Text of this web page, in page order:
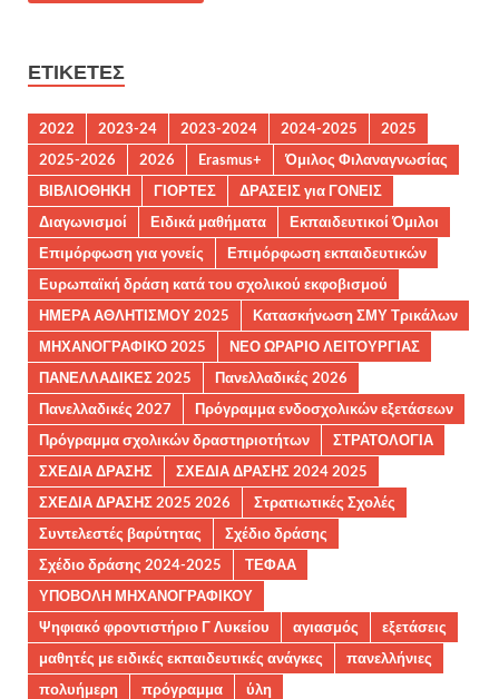
ΕΤΙΚΈΤΕΣ
2022 2023-24 2023-2024 2024-2025
2025
2025-2026
2026 Erasmus+
Όμιλος Φιλαναγνωσίας
ΒΙΒΛΙΟΘΗΚΗ
ΓΙΟΡΤΕΣ
ΔΡΑΣΕΙΣ για ΓΟΝΕΙΣ
Διαγωνισμοί
Ειδικά μαθήματα
Εκπαιδευτικοί Όμιλοι
Επιμόρφωση για γονείς
Επιμόρφωση εκπαιδευτικών
Ευρωπαϊκή δράση κατά του σχολικού εκφοβισμού
ΗΜΕΡΑ ΑΘΛΗΤΙΣΜΟΥ 2025
Κατασκήνωση ΣΜΥ Τρικάλων
ΜΗΧΑΝΟΓΡΑΦΙΚΟ 2025
ΝΕΟ ΩΡΑΡΙΟ ΛΕΙΤΟΥΡΓΙΑΣ
ΠΑΝΕΛΛΑΔΙΚΕΣ 2025
Πανελλαδικές 2026
Πανελλαδικές 2027
Πρόγραμμα ενδοσχολικών εξετάσεων
Πρόγραμμα σχολικών δραστηριοτήτων
ΣΤΡΑΤΟΛΟΓΙΑ
ΣΧΕΔΙΑ ΔΡΑΣΗΣ
ΣΧΕΔΙΑ ΔΡΑΣΗΣ 2024 2025
ΣΧΕΔΙΑ ΔΡΑΣΗΣ 2025 2026
Στρατιωτικές Σχολές
Συντελεστές βαρύτητας
Σχέδιο δράσης
Σχέδιο δράσης 2024-2025
ΤΕΦΑΑ
ΥΠΟΒΟΛΗ ΜΗΧΑΝΟΓΡΑΦΙΚΟΥ
Ψηφιακό φροντιστήριο Γ Λυκείου
αγιασμός
εξετάσεις
μαθητές με ειδικές εκπαιδευτικές ανάγκες
πανελλήνιες
πολυήμερη
πρόγραμμα ύλη